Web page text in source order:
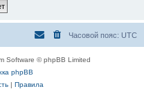
Часовой пояс: UTC
Software © phpBB Limited
phpBB
| Правила